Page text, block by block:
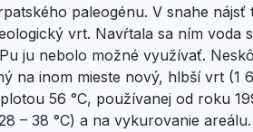
paleogénu. V snahe nájsť
vrt. Navŕtala sa ním voda
ju nebolo možné využívať.
na inom mieste nový, hlbší vrt (1
56 °C, používanej od roku
– 38 °C) a na vykurovanie